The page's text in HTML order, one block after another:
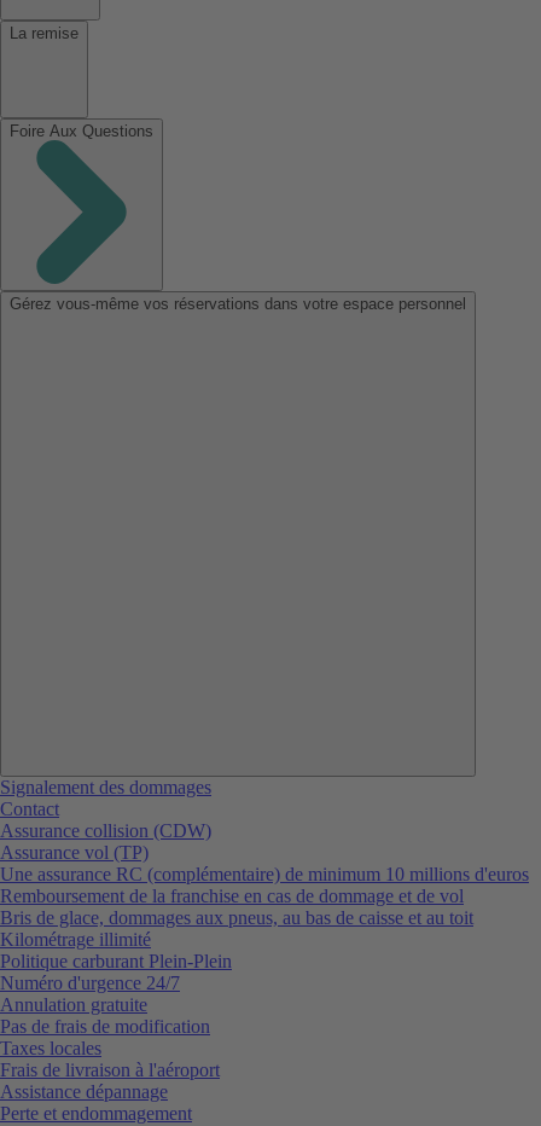
La remise
Foire Aux Questions
Gérez vous-même vos réservations dans votre espace personnel
Signalement des dommages
Contact
Assurance collision (CDW)
Assurance vol (TP)
Une assurance RC (complémentaire) de minimum 10 millions d'euros
Remboursement de la franchise en cas de dommage et de vol
Bris de glace, dommages aux pneus, au bas de caisse et au toit
Kilométrage illimité
Politique carburant Plein-Plein
Numéro d'urgence 24/7
Annulation gratuite
Pas de frais de modification
Taxes locales
Frais de livraison à l'aéroport
Assistance dépannage
Perte et endommagement